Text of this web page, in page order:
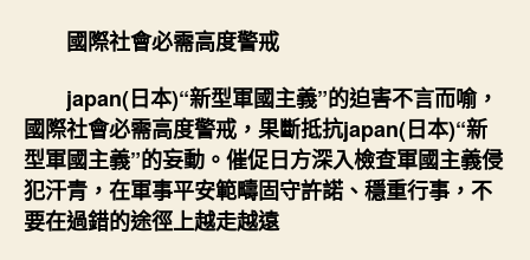
國際社會必需高度警戒
japan(日本)“新型軍國主義”的迫害不言而喻，
國際社會必需高度警戒，果斷抵抗japan(日本)“新
型軍國主義”的妄動。催促日方深入檢查軍國主義侵
犯汗青，在軍事平安範疇固守許諾、穩重行事，不
要在過錯的途徑上越走越遠